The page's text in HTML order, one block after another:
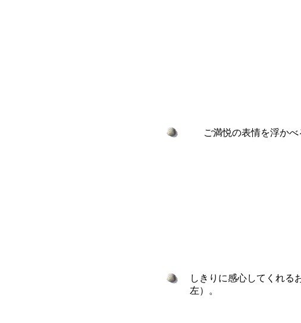
ご満悦の表情を浮か
しきりに感心してくれる
左）。